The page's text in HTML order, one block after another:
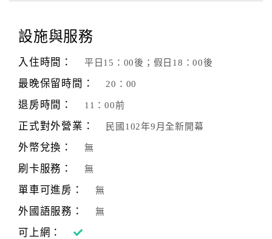
設施與服務
入住時間： 平日15：00後；假日18：00後
最晚保留時間： 20：00
退房時間： 11：00前
正式對外營業： 民國102年9月全新開幕
外幣兌換： 無
刷卡服務： 無
單車可進房： 無
外國語服務： 無
可上網：